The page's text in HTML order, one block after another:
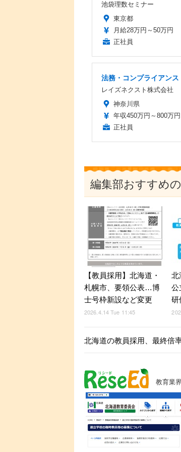
池袋理数セミナー
東京都
月給28万円～50万円
正社員
法務・コンプライアンス
レイズネクスト株式会社
神奈川県
年収450万円～800万円
正社員
編集部おすすめ
【教員採用】北海道・
札幌市、要領公表…博
士号枠新設など変更
2026.4.14 Tue 11:45
北
公
研
北海道の教員採用、最終倍
教育業